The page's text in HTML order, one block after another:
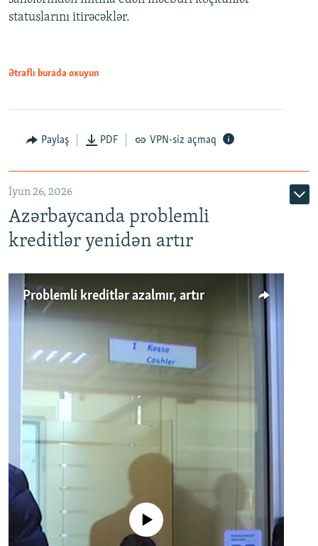
Auto 240p 360p 480p
720p 1080p
statuslarını itirəcəklər.
Ətraflı burada oxuyun
Paylaş PDF VPN-siz açmaq
İyun 26, 2026
Azərbaycanda problemli
kreditlər yenidən artır
Problemli kreditlər azalmır, artır
No media source currently available